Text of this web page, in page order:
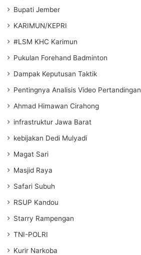
Bupati Jember
KARIMUN/KEPRI
#LSM KHC Karimun
Pukulan Forehand Badminton
Dampak Keputusan Taktik
Pentingnya Analisis Video Pertandingan
Ahmad Himawan Cirahong
infrastruktur Jawa Barat
kebijakan Dedi Mulyadi
Magat Sari
Masjid Raya
Safari Subuh
RSUP Kandou
Starry Rampengan
TNI-POLRI
Kurir Narkoba